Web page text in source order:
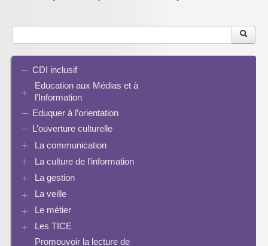
CDI inclusif
Education aux Médias et à
l’Information
EMI et translittératie
La culture de la participation
Identité / Présence numérique / Traces
Informatique, algorithmes et réalité augmentée
Enseigner Google
Ressources pour penser une didactique
Eduquer à l’orientation
L’ouverture culturelle
La communication
Plaquettes de communication
Présence numérique du CDI
La culture de l’information
Ressources pour penser une didactique
La recherche documentaire
Progression info-documentaire
Evaluation de l’information et bibliographie
Séquences à télécharger
La gestion
Les logiciels documentaires
Bcdi esidoc
La veille
Netvibes
Scoop.it
Le métier
Perspective historique
Pratiques
Les TICE
Archives Audiovisuel et Tice
Promouvoir la lecture de